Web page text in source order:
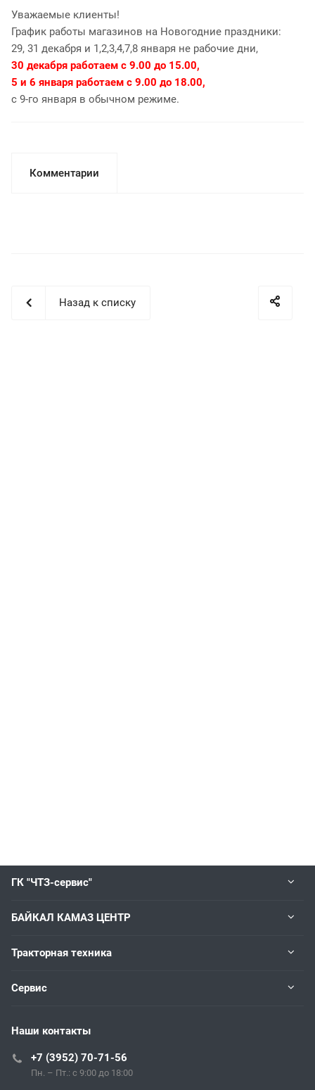
Уважаемые клиенты!
График работы магазинов на Новогодние праздники:
29, 31 декабря и 1,2,3,4,7,8 января не рабочие дни,
30 декабря работаем с 9.00 до 15.00,
5 и 6 января работаем с 9.00 до 18.00,
с 9-го января в обычном режиме.
Комментарии
Назад к списку
ГК "ЧТЗ-сервис"
БАЙКАЛ КАМАЗ ЦЕНТР
Тракторная техника
Сервис
Наши контакты
+7 (3952) 70-71-56
Пн. – Пт.: с 9:00 до 18:00